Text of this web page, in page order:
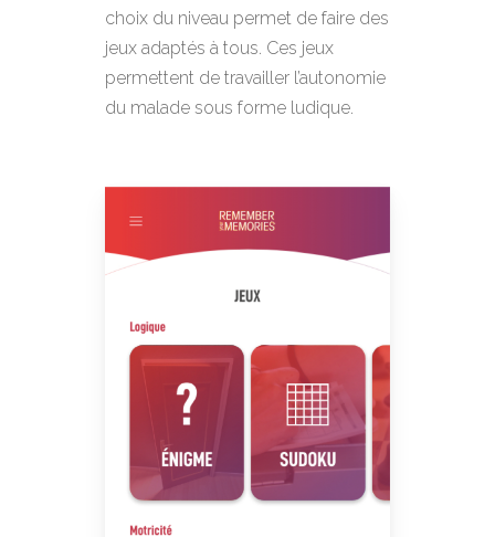
choix du niveau permet de faire des
jeux adaptés à tous. Ces jeux
permettent de travailler l’autonomie
du malade sous forme ludique.